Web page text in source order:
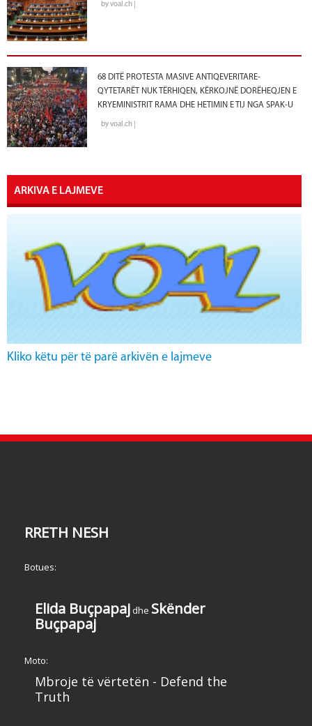
by voal.ch |
68 DITË PROTESTA MASIVE ANTIQEVERITARE-
QYTETARËT NUK TËRHIQEN, KËRKOJNË DORËHEQJEN E
KRYEMINISTRIT RAMA DHE HETIMIN E TIJ NGA SPAK-U
by voal.ch |
ARKIVA E LAJMEVE
Kliko këtu për të parë arkivën e lajmeve
RRETH NESH
Botues:
Elida Buçpapaj dhe Skënder
Buçpapaj
Moto:
Mbroje të vërtetën - Defend the
Truth